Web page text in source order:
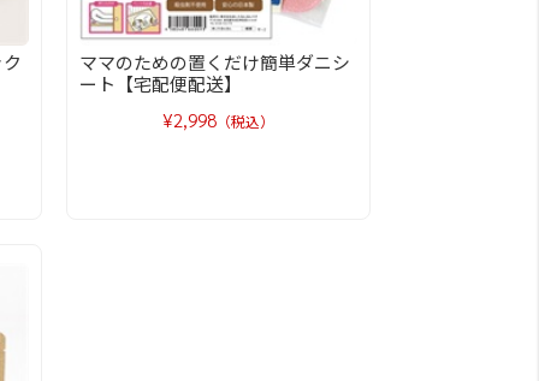
ママのための置くだけ簡単ダニシ
ート【宅配便配送】
¥2,998 （税込）